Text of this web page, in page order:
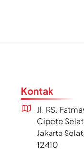
Kontak
Jl. RS.
Cipete
Jakarta
12410